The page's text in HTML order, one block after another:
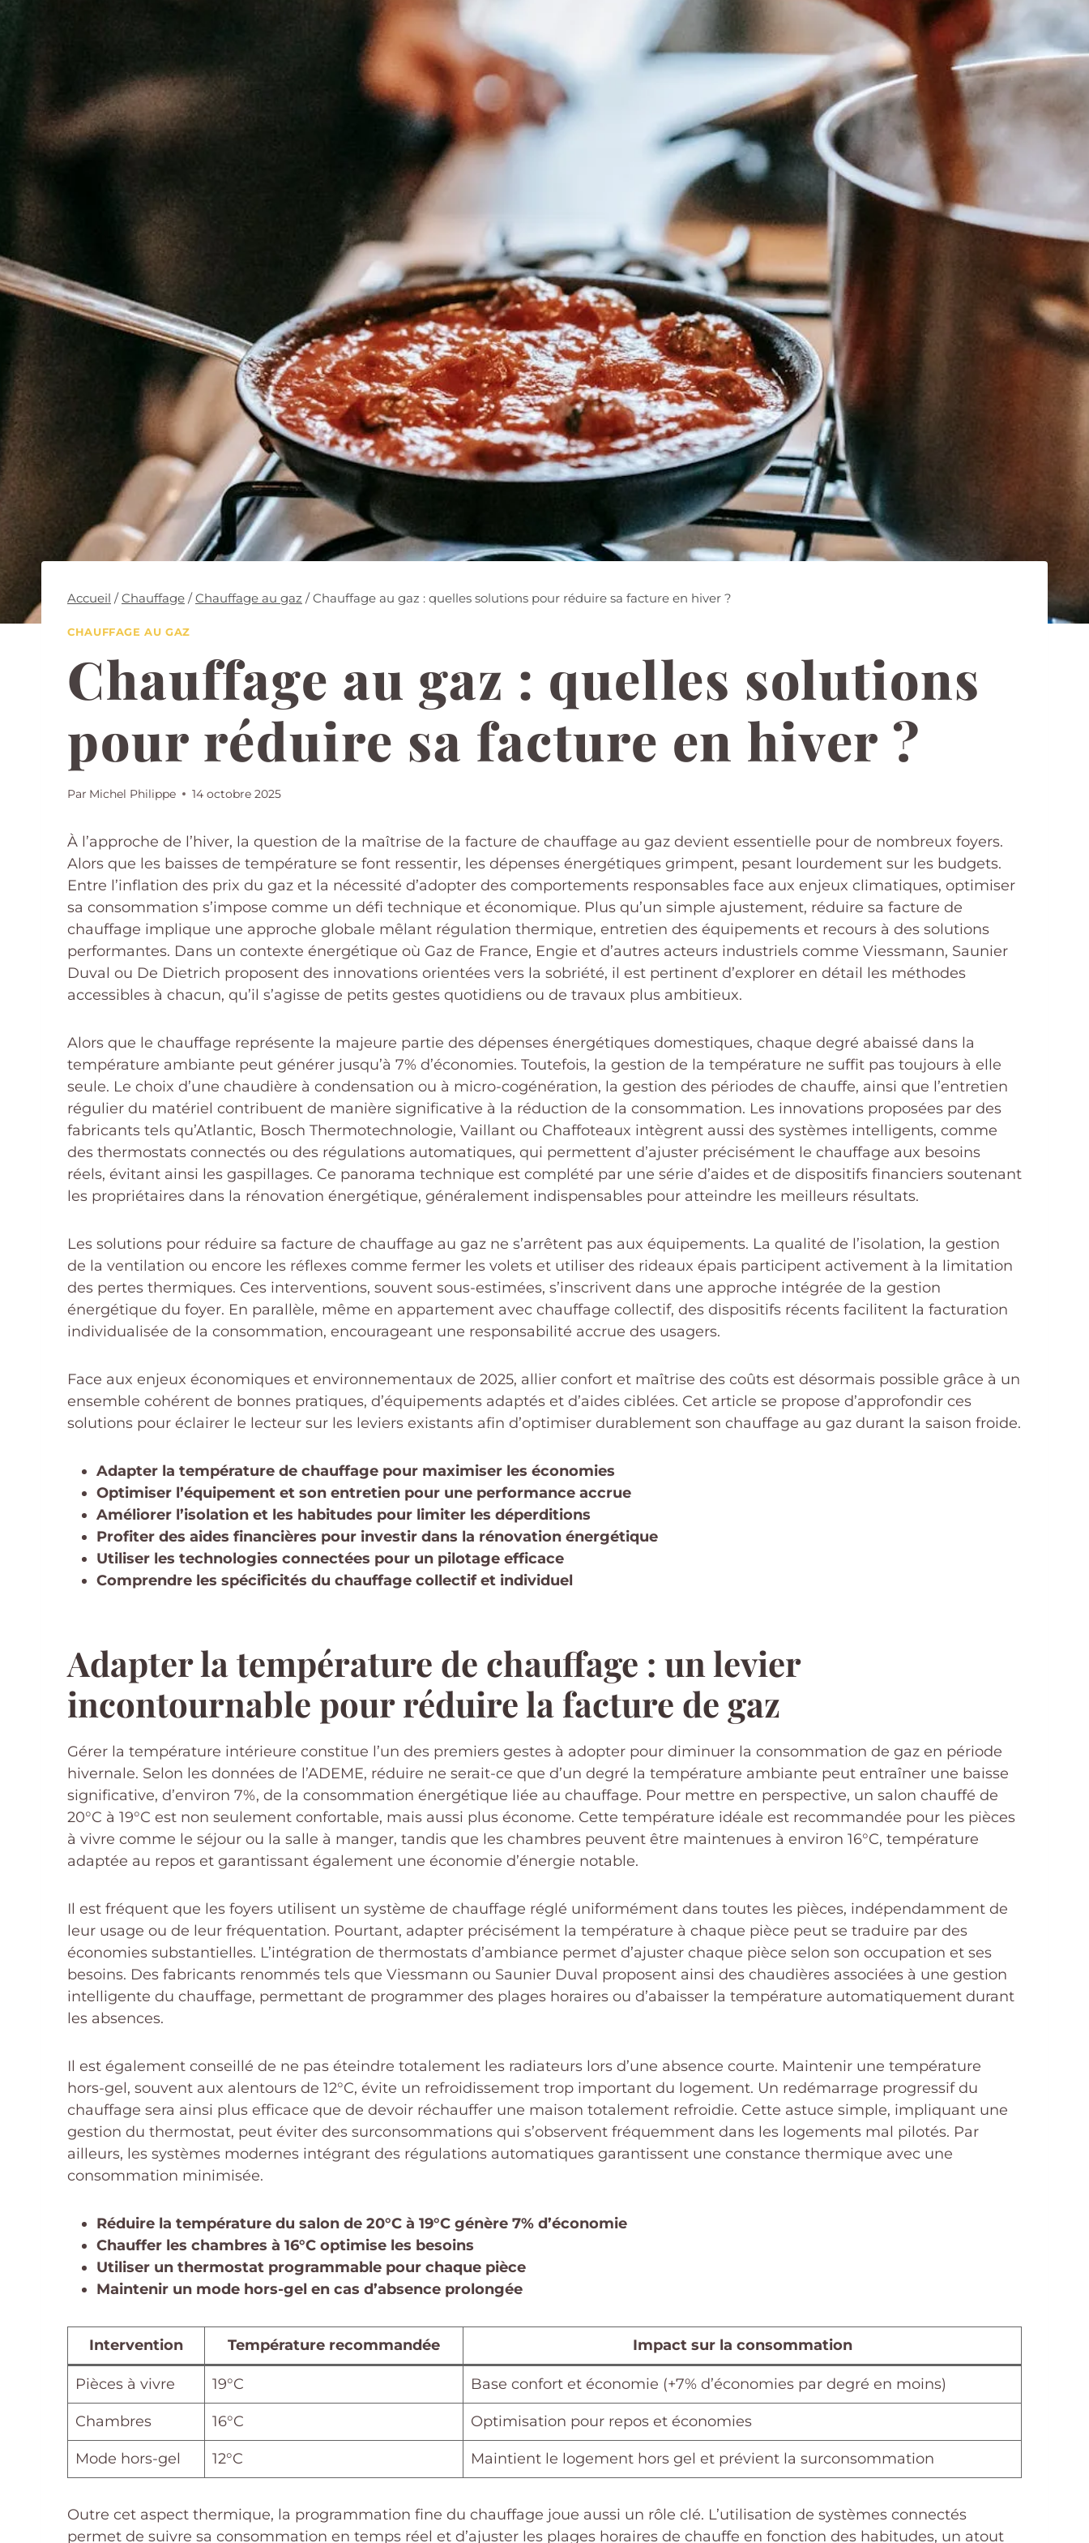
Accueil / Chauffage / Chauffage au gaz / Chauffage au gaz : quelles solutions pour réduire sa facture en hiver ?
CHAUFFAGE AU GAZ
Chauffage au gaz : quelles solutions
pour réduire sa facture en hiver ?
Par Michel Philippe 14 octobre 2025
À l’approche de l’hiver, la question de la maîtrise de la facture de chauffage au gaz devient essentielle pour de nombreux foyers.
Alors que les baisses de température se font ressentir, les dépenses énergétiques grimpent, pesant lourdement sur les budgets.
Entre l’inflation des prix du gaz et la nécessité d’adopter des comportements responsables face aux enjeux climatiques, optimiser
sa consommation s’impose comme un défi technique et économique. Plus qu’un simple ajustement, réduire sa facture de
chauffage implique une approche globale mêlant régulation thermique, entretien des équipements et recours à des solutions
performantes. Dans un contexte énergétique où Gaz de France, Engie et d’autres acteurs industriels comme Viessmann, Saunier
Duval ou De Dietrich proposent des innovations orientées vers la sobriété, il est pertinent d’explorer en détail les méthodes
accessibles à chacun, qu’il s’agisse de petits gestes quotidiens ou de travaux plus ambitieux.
Alors que le chauffage représente la majeure partie des dépenses énergétiques domestiques, chaque degré abaissé dans la
température ambiante peut générer jusqu’à 7% d’économies. Toutefois, la gestion de la température ne suffit pas toujours à elle
seule. Le choix d’une chaudière à condensation ou à micro-cogénération, la gestion des périodes de chauffe, ainsi que l’entretien
régulier du matériel contribuent de manière significative à la réduction de la consommation. Les innovations proposées par des
fabricants tels qu’Atlantic, Bosch Thermotechnologie, Vaillant ou Chaffoteaux intègrent aussi des systèmes intelligents, comme
des thermostats connectés ou des régulations automatiques, qui permettent d’ajuster précisément le chauffage aux besoins
réels, évitant ainsi les gaspillages. Ce panorama technique est complété par une série d’aides et de dispositifs financiers soutenant
les propriétaires dans la rénovation énergétique, généralement indispensables pour atteindre les meilleurs résultats.
Les solutions pour réduire sa facture de chauffage au gaz ne s’arrêtent pas aux équipements. La qualité de l’isolation, la gestion
de la ventilation ou encore les réflexes comme fermer les volets et utiliser des rideaux épais participent activement à la limitation
des pertes thermiques. Ces interventions, souvent sous-estimées, s’inscrivent dans une approche intégrée de la gestion
énergétique du foyer. En parallèle, même en appartement avec chauffage collectif, des dispositifs récents facilitent la facturation
individualisée de la consommation, encourageant une responsabilité accrue des usagers.
Face aux enjeux économiques et environnementaux de 2025, allier confort et maîtrise des coûts est désormais possible grâce à un
ensemble cohérent de bonnes pratiques, d’équipements adaptés et d’aides ciblées. Cet article se propose d’approfondir ces
solutions pour éclairer le lecteur sur les leviers existants afin d’optimiser durablement son chauffage au gaz durant la saison froide.
Adapter la température de chauffage pour maximiser les économies
Optimiser l’équipement et son entretien pour une performance accrue
Améliorer l’isolation et les habitudes pour limiter les déperditions
Profiter des aides financières pour investir dans la rénovation énergétique
Utiliser les technologies connectées pour un pilotage efficace
Comprendre les spécificités du chauffage collectif et individuel
Adapter la température de chauffage : un levier
incontournable pour réduire la facture de gaz
Gérer la température intérieure constitue l’un des premiers gestes à adopter pour diminuer la consommation de gaz en période
hivernale. Selon les données de l’ADEME, réduire ne serait-ce que d’un degré la température ambiante peut entraîner une baisse
significative, d’environ 7%, de la consommation énergétique liée au chauffage. Pour mettre en perspective, un salon chauffé de
20°C à 19°C est non seulement confortable, mais aussi plus économe. Cette température idéale est recommandée pour les pièces
à vivre comme le séjour ou la salle à manger, tandis que les chambres peuvent être maintenues à environ 16°C, température
adaptée au repos et garantissant également une économie d’énergie notable.
Il est fréquent que les foyers utilisent un système de chauffage réglé uniformément dans toutes les pièces, indépendamment de
leur usage ou de leur fréquentation. Pourtant, adapter précisément la température à chaque pièce peut se traduire par des
économies substantielles. L’intégration de thermostats d’ambiance permet d’ajuster chaque pièce selon son occupation et ses
besoins. Des fabricants renommés tels que Viessmann ou Saunier Duval proposent ainsi des chaudières associées à une gestion
intelligente du chauffage, permettant de programmer des plages horaires ou d’abaisser la température automatiquement durant
les absences.
Il est également conseillé de ne pas éteindre totalement les radiateurs lors d’une absence courte. Maintenir une température
hors-gel, souvent aux alentours de 12°C, évite un refroidissement trop important du logement. Un redémarrage progressif du
chauffage sera ainsi plus efficace que de devoir réchauffer une maison totalement refroidie. Cette astuce simple, impliquant une
gestion du thermostat, peut éviter des surconsommations qui s’observent fréquemment dans les logements mal pilotés. Par
ailleurs, les systèmes modernes intégrant des régulations automatiques garantissent une constance thermique avec une
consommation minimisée.
Réduire la température du salon de 20°C à 19°C génère 7% d’économie
Chauffer les chambres à 16°C optimise les besoins
Utiliser un thermostat programmable pour chaque pièce
Maintenir un mode hors-gel en cas d’absence prolongée
Intervention Température recommandée Impact sur la consommation
Pièces à vivre 19°C Base confort et économie (+7% d’économies par degré en moins)
Chambres 16°C Optimisation pour repos et économies
Mode hors-gel 12°C Maintient le logement hors gel et prévient la surconsommation
Outre cet aspect thermique, la programmation fine du chauffage joue aussi un rôle clé. L’utilisation de systèmes connectés
permet de suivre sa consommation en temps réel et d’ajuster les plages horaires de chauffe en fonction des habitudes, un atout